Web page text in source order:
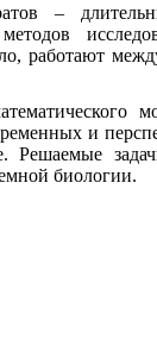
–
работают
и
Решаемые
биологии.